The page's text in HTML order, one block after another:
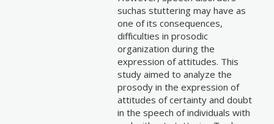
suchas stuttering may have as
one of its consequences,
difficulties in prosodic
organization during the
expression of attitudes. This
study aimed to analyze the
prosody in the expression of
attitudes of certainty and doubt
in the speech of individuals with